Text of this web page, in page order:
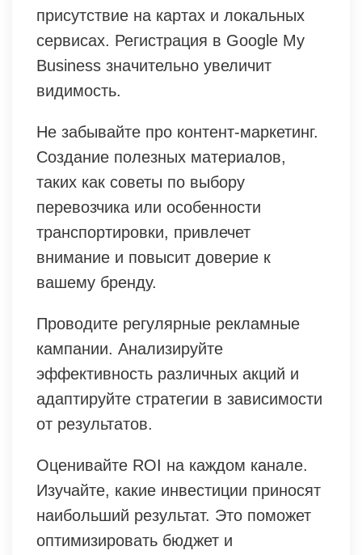
присутствие на картах и локальных
сервисах. Регистрация в Google My
Business значительно увеличит
видимость.
Не забывайте про контент-маркетинг.
Создание полезных материалов,
таких как советы по выбору
перевозчика или особенности
транспортировки, привлечет
внимание и повысит доверие к
вашему бренду.
Проводите регулярные рекламные
кампании. Анализируйте
эффективность различных акций и
адаптируйте стратегии в зависимости
от результатов.
Оценивайте ROI на каждом канале.
Изучайте, какие инвестиции приносят
наибольший результат. Это поможет
оптимизировать бюджет и